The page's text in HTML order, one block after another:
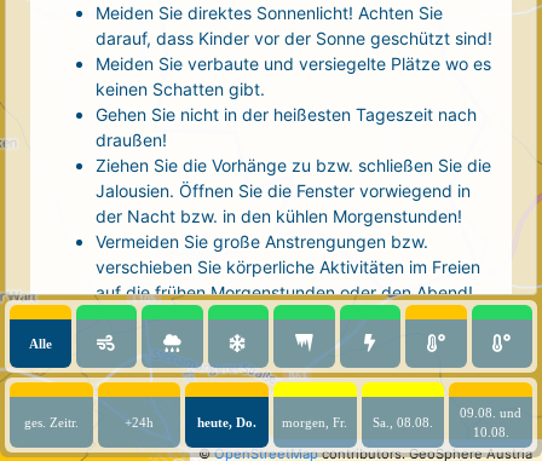
©OpenStreetMapcontributors. GeoSphere Austria
Meiden Sie direktes Sonnenlicht! Achten Sie
darauf, dass Kinder vor der Sonne geschützt sind!
Meiden Sie verbaute und versiegelte Plätze wo es
keinen Schatten gibt.
Gehen Sie nicht in der heißesten Tageszeit nach
draußen!
Ziehen Sie die Vorhänge zu bzw. schließen Sie die
Jalousien. Öffnen Sie die Fenster vorwiegend in
der Nacht bzw. in den kühlen Morgenstunden!
Vermeiden Sie große Anstrengungen bzw.
verschieben Sie körperliche Aktivitäten im Freien
auf die frühen Morgenstunden oder den Abend!
Tragen Sie luftige, helle Kleidung und eine
Kopfbedeckung!
Nehmen Sie eine kühle Dusche! Auch kalte Arm-
und Fußbäder wirken entlastend.
Trinken Sie ausreichend und regelmäßig
(mindestens 2 - 3 Liter pro Tag)! Optimal sind
Alle
ges. Zeitr. +24h heute, Do. morgen, Fr. Sa., 08.08.
09.08. und
10.08.